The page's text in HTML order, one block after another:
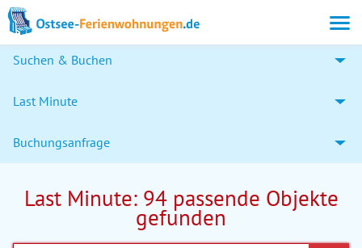
Suchen & Buchen
Last Minute
Buchungsanfrage
Last Minute: 94 passende Objekte
gefunden